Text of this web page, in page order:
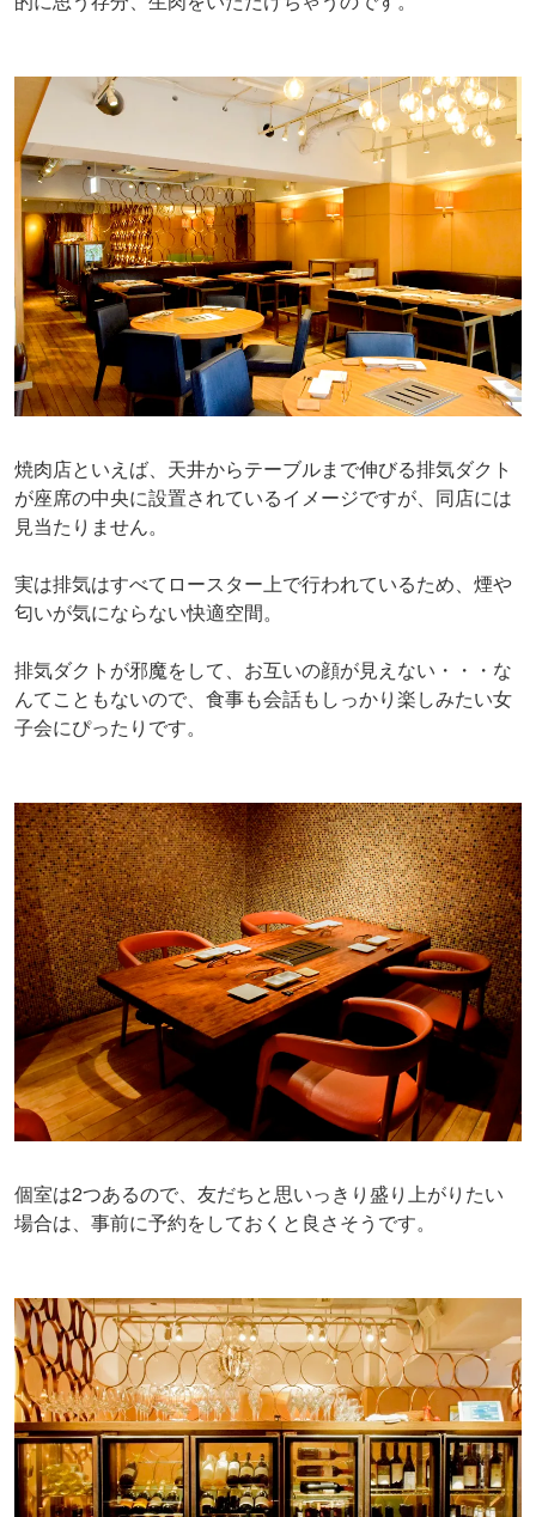
焼肉店といえば、天井からテーブルまで伸びる排気ダクト
が座席の中央に設置されているイメージですが、同店には
見当たりません。
実は排気はすべてロースター上で行われているため、煙や
匂いが気にならない快適空間。
排気ダクトが邪魔をして、お互いの顔が見えない・・・な
んてこともないので、食事も会話もしっかり楽しみたい女
子会にぴったりです。
個室は2つあるので、友だちと思いっきり盛り上がりたい
場合は、事前に予約をしておくと良さそうです。